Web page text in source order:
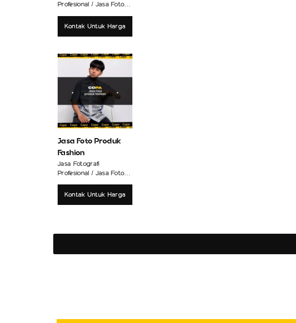
Profesional / Jasa Foto
Kontak Untuk Harga
Jasa Foto Produk
Fashion
Jasa Fotografi
Profesional / Jasa Foto
Kontak Untuk Harga